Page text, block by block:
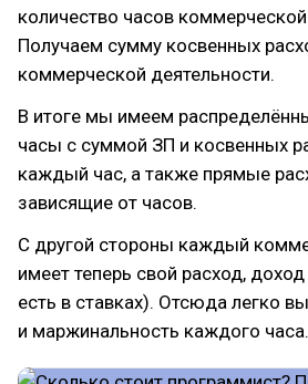
количество часов
Получаем сумму косвенных
коммерческой деятельности.
В итоге мы имеем
часы с суммой ЗП и косвенных
каждый час, а также прямые
зависящие от часов.
С другой стороны каждый
имеет теперь свой расход,
есть в ставках). Отсюда легко
и маржинальность каждого часа.